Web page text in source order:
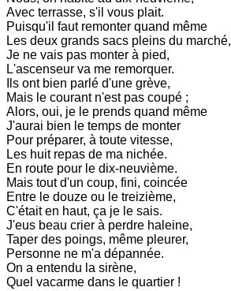
Avec terrasse, s'il vous plait.
Puisqu'il faut remonter quand même
Les deux grands sacs pleins du marché,
Je ne vais pas monter à pied,
L'ascenseur va me remorquer.
Ils ont bien parlé d'une grève,
Mais le courant n'est pas coupé ;
Alors, oui, je le prends quand même
J'aurai bien le temps de monter
Pour préparer, à toute vitesse,
Les huit repas de ma nichée.
En route pour le dix-neuvième.
Mais tout d'un coup, fini, coincée
Entre le douze ou le treizième,
C'était en haut, ça je le sais.
J'eus beau crier à perdre haleine,
Taper des poings, même pleurer,
Personne ne m'a dépannée.
On a entendu la sirène,
Quel vacarme dans le quartier !